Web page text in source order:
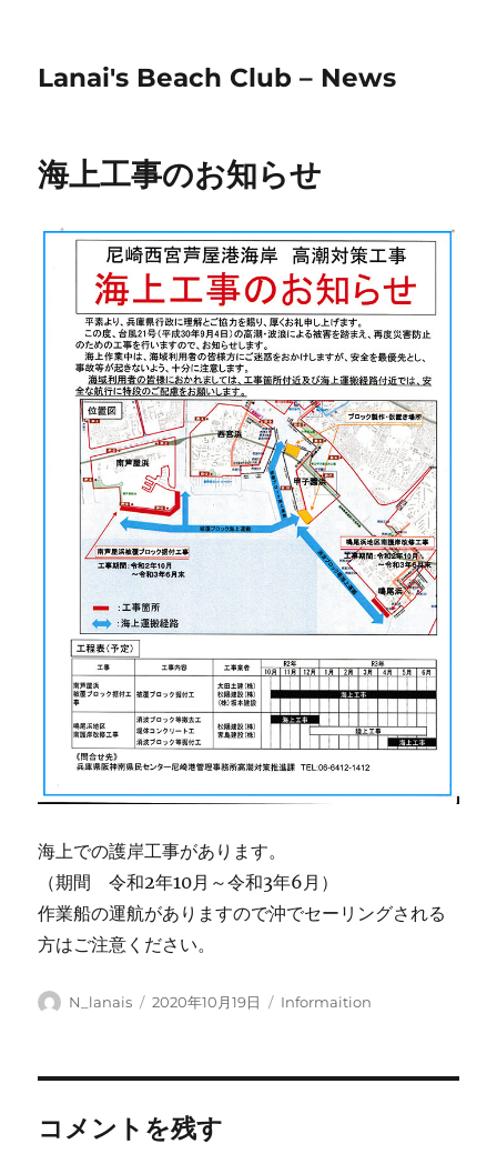
Lanai's Beach Club – News
海上工事のお知らせ
海上での護岸工事があります。
（期間 令和2年10月～令和3年6月）
作業船の運航がありますので沖でセーリングされる
方はご注意ください。
投
N_lanais
投
2020年10月19日
カ
Informaition
コメントを残す